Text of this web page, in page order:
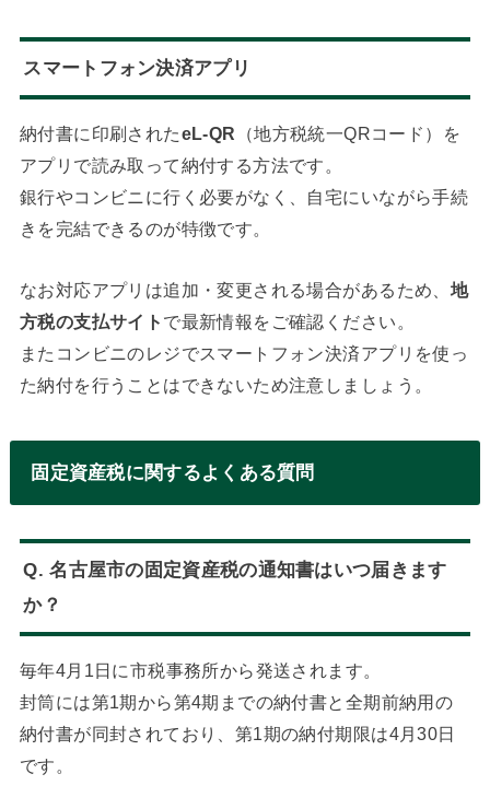
スマートフォン決済アプリ
納付書に印刷されたeL-QR （地方税統一QRコード）を
アプリで読み取って納付する方法です。
銀行やコンビニに行く必要がなく、自宅にいながら手続
きを完結できるのが特徴です。
なお対応アプリは追加・変更される場合があるため、 地
方税の支払サイト で最新情報をご確認ください。
またコンビニのレジでスマートフォン決済アプリを使っ
た納付を行うことはできないため注意しましょう。
固定資産税に関するよくある質問
Q. 名古屋市の固定資産税の通知書はいつ届きます
か？
毎年4月1日に市税事務所から発送されます。
封筒には第1期から第4期までの納付書と全期前納用の
納付書が同封されており、第1期の納付期限は4月30日
です。